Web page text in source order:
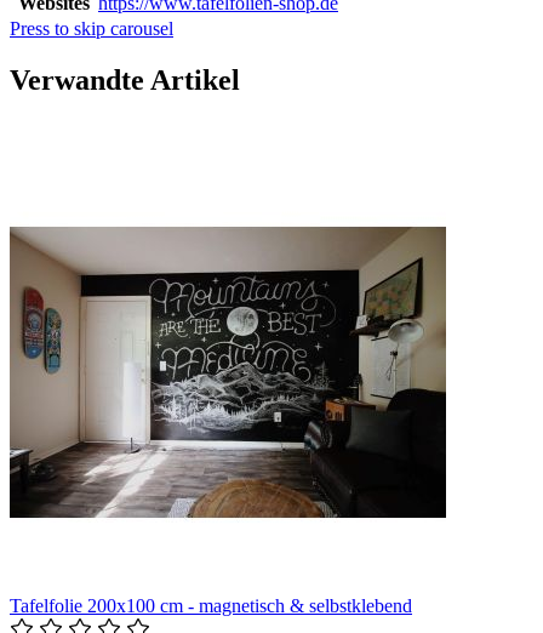
Press to skip carousel
Verwandte Artikel
Tafelfolie 200x100 cm - magnetisch & selbstklebend